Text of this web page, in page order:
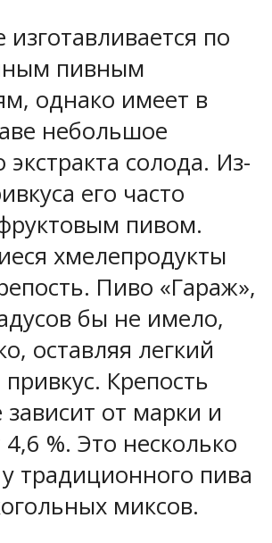
по
пивным
однако имеет в
небольшое
экстракта солода. Из-
его часто
пивом.
хмелепродукты
Пиво «Гараж»,
бы не имело,
оставляя легкий
Крепость
зависит от марки и
4,6 %. Это несколько
традиционного пива
миксов.